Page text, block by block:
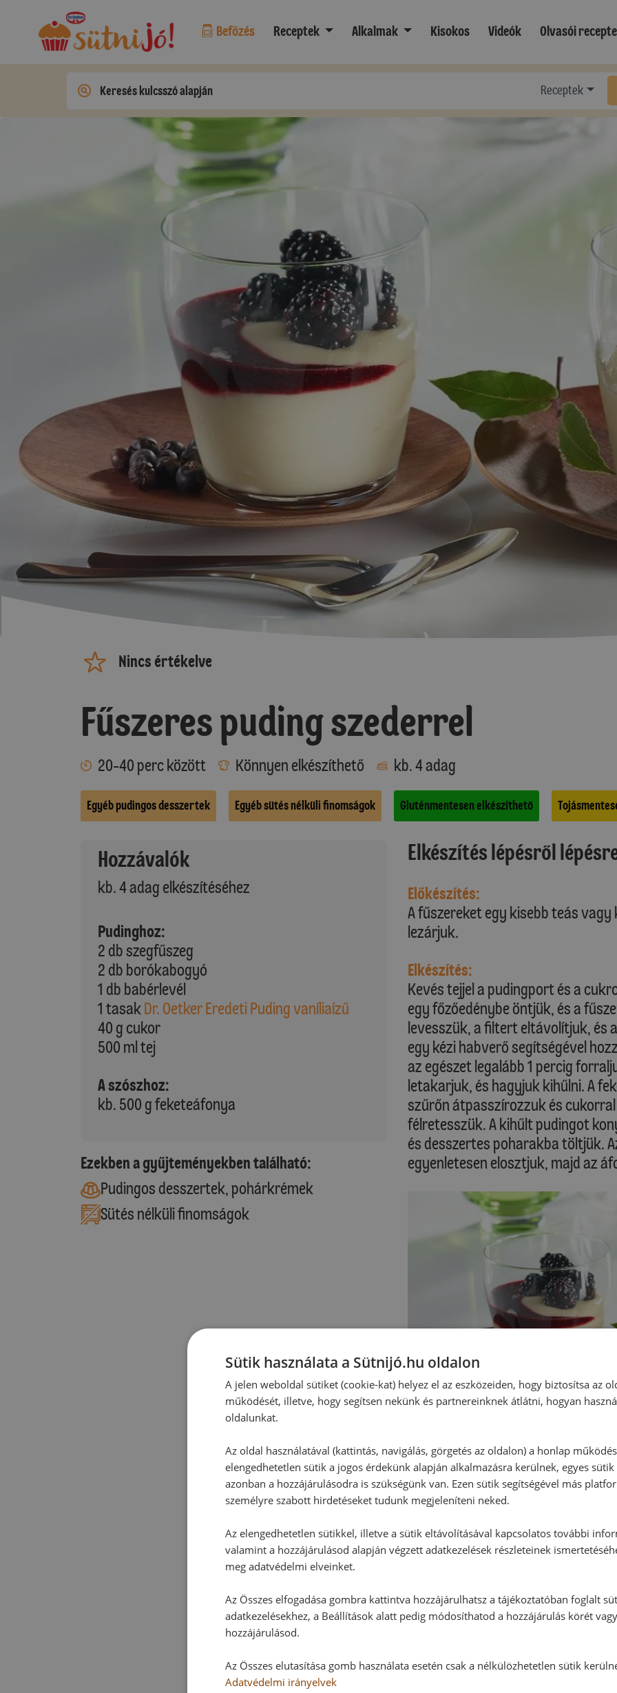
Befőzés Receptek Alkalmak Kisokos Videók Olvasói
Receptek
Nincs értékelve
Fűszeres puding szederrel
20-40 perc között Könnyen elkészíthető kb. 4 adag
Egyéb pudingos desszertek Egyéb sütés nélküli finomságok Gluténmentesen elkészíthető
Hozzávalók
kb. 4 adag elkészítéséhez
Pudinghoz:
2 db szegfűszeg
2 db borókabogyó
1 db babérlevél
1 tasakDr. Oetker Eredeti Puding vaníliaízű
40 g cukor
500 ml tej
A szószhoz:
kb. 500 g feketeáfonya
Ezekben a gyűjteményekben található:
Pudingos desszertek, pohárkrémek
Sütés nélküli finomságok
Elkészítés lépésről
Előkészítés:
A fűszereket egy kisebb teás
lezárjuk.
Elkészítés:
Kevés tejjel a pudingport és a
egy főzőedénybe öntjük, és a
levesszük, a filtert eltávolítjuk, és
egy kézi habverő segítségével
az egészet legalább 1 percig
letakarjuk, és hagyjuk kihűlni. A
szűrőn átpasszírozzuk és
félretesszük. A kihűlt pudingot
és desszertes poharakba töltjük.
egyenletesen elosztjuk, majd az
Ehhez a recepthez még nem
Hozzászólás írása
Vélemény írásához, kérjük,
Sütik használata a Sütnijó.hu oldalon
A jelen weboldal sütiket (cookie-kat) helyez el az eszközeiden, hogy biztosítsa az
működését, illetve, hogy segítsen nekünk és partnereinknek átlátni, hogyan
oldalunkat.
Az oldal használatával (kattintás, navigálás, görgetés az oldalon) a honlap
elengedhetetlen sütik a jogos érdekünk alapján alkalmazásra kerülnek, egyes
azonban a hozzájárulásodra is szükségünk van. Ezen sütik segítségével más
személyre szabott hirdetéseket tudunk megjeleníteni neked.
Az elengedhetetlen sütikkel, illetve a sütik eltávolításával kapcsolatos további
valamint a hozzájárulásod alapján végzett adatkezelések részleteinek
meg adatvédelmi elveinket.
Az Összes elfogadása gombra kattintva hozzájárulhatsz a tájékoztatóban foglalt
adatkezelésekhez, a Beállítások alatt pedig módosíthatod a hozzájárulás körét
hozzájárulásod.
Az Összes elutasítása gomb használata esetén csak a nélkülözhetetlen sütik
Adatvédelmi irányelvek